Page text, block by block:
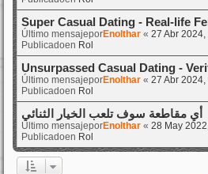
Super Сasual Dating - Real-life
Último mensajeporEnolthar « 27 Abr 2024,
Publicadoen Rol
Unsurpassed Сasual Dating -
Último mensajeporEnolthar « 27 Abr 2024,
Publicadoen Rol
أي مقاطعة سوف تلعب الخيار الثنائي
Último mensajeporEnolthar « 28 May
Publicadoen Rol